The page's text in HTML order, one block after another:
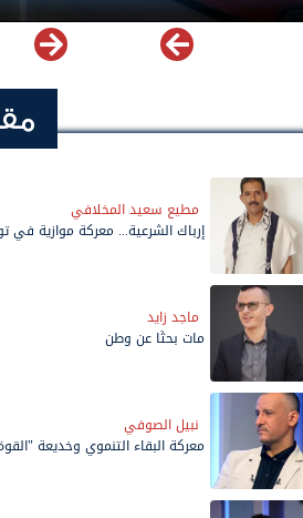
مطيع سعيد المخلافي
إرباك الشرعية... معركة موازية في
ماجد زايد
مات بحثًا عن وطن
نبيل الصوفي
معركة البقاء التنموي وخديعة